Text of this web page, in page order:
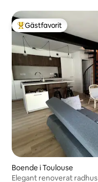
Populär gästfavorit
Gästfavorit
Boende i Toulouse
Elegant renoverat radhus